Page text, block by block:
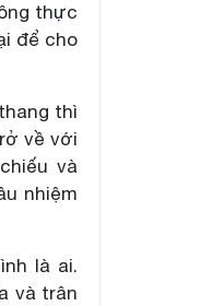
thực
để cho
thì
về với
và
nhiệm
là ai.
và trân